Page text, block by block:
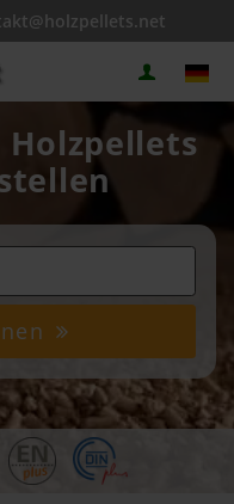
Holzpellets